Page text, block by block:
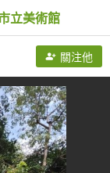
立美術館
關注他